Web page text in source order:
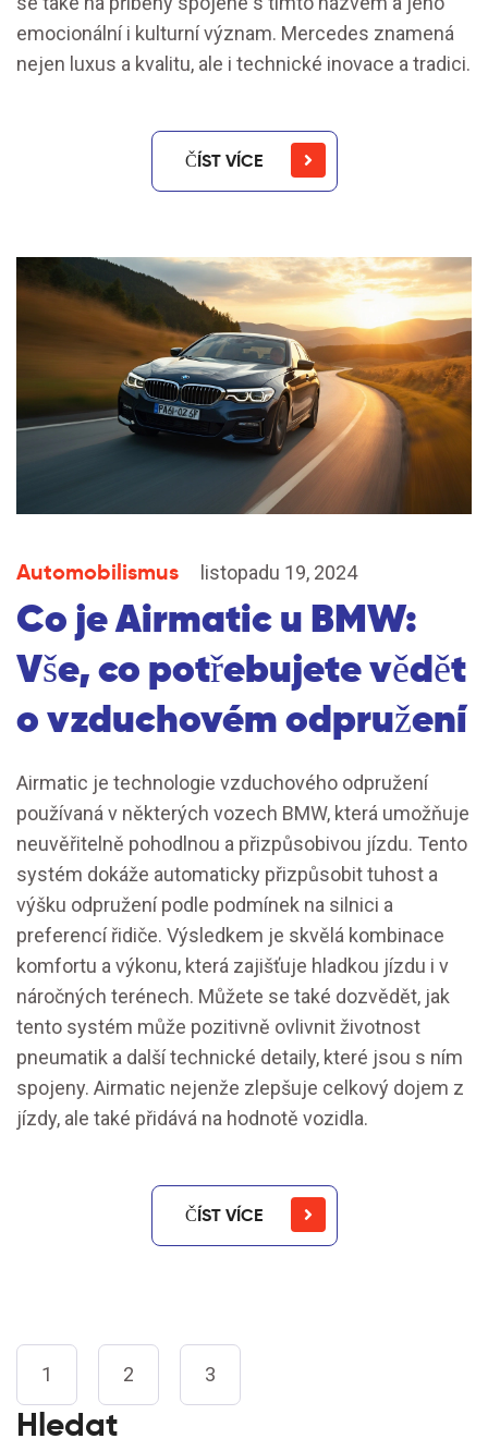
emocionální i kulturní význam. Mercedes znamená
nejen luxus a kvalitu, ale i technické inovace a tradici.
ČÍST VÍCE
Automobilismus listopadu 19, 2024
Co je Airmatic u BMW:
Vše, co potřebujete vědět
o vzduchovém odpružení
Airmatic je technologie vzduchového odpružení
používaná v některých vozech BMW, která umožňuje
neuvěřitelně pohodlnou a přizpůsobivou jízdu. Tento
systém dokáže automaticky přizpůsobit tuhost a
výšku odpružení podle podmínek na silnici a
preferencí řidiče. Výsledkem je skvělá kombinace
komfortu a výkonu, která zajišťuje hladkou jízdu i v
náročných terénech. Můžete se také dozvědět, jak
tento systém může pozitivně ovlivnit životnost
pneumatik a další technické detaily, které jsou s ním
spojeny. Airmatic nejenže zlepšuje celkový dojem z
jízdy, ale také přidává na hodnotě vozidla.
ČÍST VÍCE
1 2 3
Hledat